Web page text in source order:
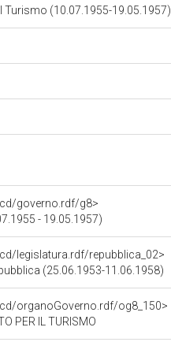
(10.07.1955-19.05.1957)
governo.rdf/g8>
- 19.05.1957)
legislatura.rdf/repubblica_02>
(25.06.1953-11.06.1958)
organoGoverno.rdf/og8_150>
PER IL TURISMO